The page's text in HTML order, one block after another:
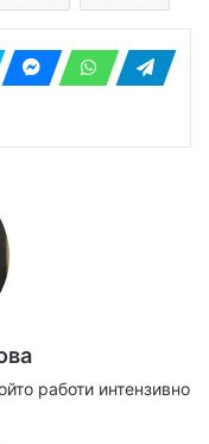
работи интензивно